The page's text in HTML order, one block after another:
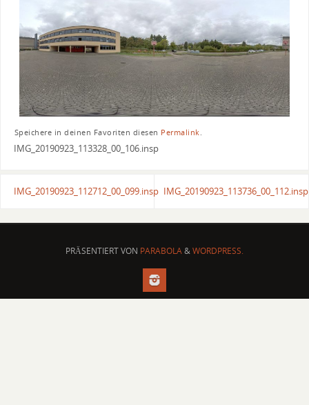
Speichere in deinen Favoriten diesen Permalink.
IMG_20190923_113328_00_106.insp
IMG_20190923_112712_00_099.insp IMG_20190923_113736_00_112.insp
PRÄSENTIERT VON PARABOLA&WORDPRESS.